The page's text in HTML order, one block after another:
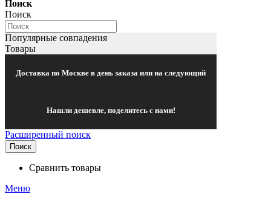
Поиск
Поиск
Популярные совпадения
Товары
Доставка по Москве в день заказа или на следующий
Нашли дешевле, поделитесь с нами!
Расширенный поиск
Поиск
Сравнить товары
Меню